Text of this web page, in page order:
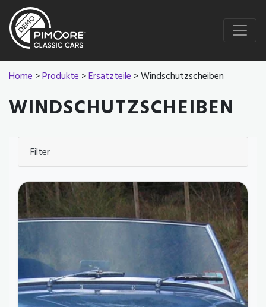
Home >Produkte >Ersatzteile > Windschutzscheiben
WINDSCHUTZSCHEIBEN
Filter